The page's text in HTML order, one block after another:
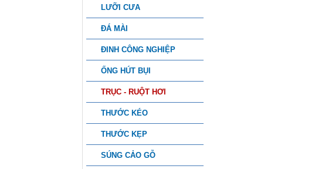
LƯỠI CƯA
ĐÁ MÀI
ĐINH CÔNG NGHIỆP
ỐNG HÚT BỤI
TRỤC - RUỘT HƠI
THƯỚC KÉO
THƯỚC KẸP
SÚNG CẢO GỖ